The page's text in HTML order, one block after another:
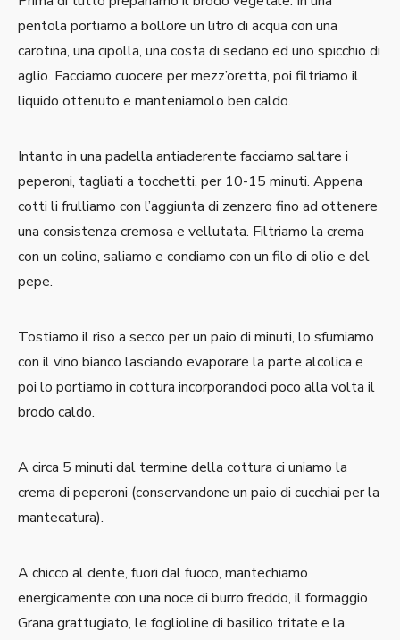
pentola portiamo a bollore un litro di acqua con una
carotina, una cipolla, una costa di sedano ed uno spicchio di
aglio. Facciamo cuocere per mezz’oretta, poi filtriamo il
liquido ottenuto e manteniamolo ben caldo.
Intanto in una padella antiaderente facciamo saltare i
peperoni, tagliati a tocchetti, per 10-15 minuti. Appena
cotti li frulliamo con l’aggiunta di zenzero fino ad ottenere
una consistenza cremosa e vellutata. Filtriamo la crema
con un colino, saliamo e condiamo con un filo di olio e del
pepe.
Tostiamo il riso a secco per un paio di minuti, lo sfumiamo
con il vino bianco lasciando evaporare la parte alcolica e
poi lo portiamo in cottura incorporandoci poco alla volta il
brodo caldo.
A circa 5 minuti dal termine della cottura ci uniamo la
crema di peperoni (conservandone un paio di cucchiai per la
mantecatura).
A chicco al dente, fuori dal fuoco, mantechiamo
energicamente con una noce di burro freddo, il formaggio
Grana grattugiato, le foglioline di basilico tritate e la